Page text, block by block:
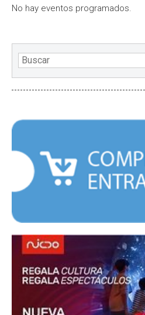
No hay eventos programados.